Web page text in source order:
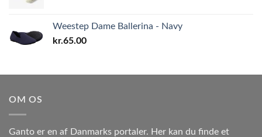
Weestep Dame Ballerina - Navy
kr.65.00
OM OS
Ganto er en af Danmarks portaler. Her kan du finde et